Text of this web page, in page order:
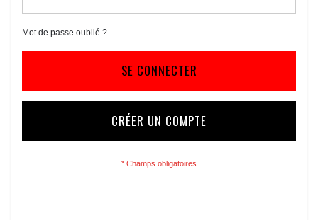
Mot de passe oublié ?
SE CONNECTER
CRÉER UN COMPTE